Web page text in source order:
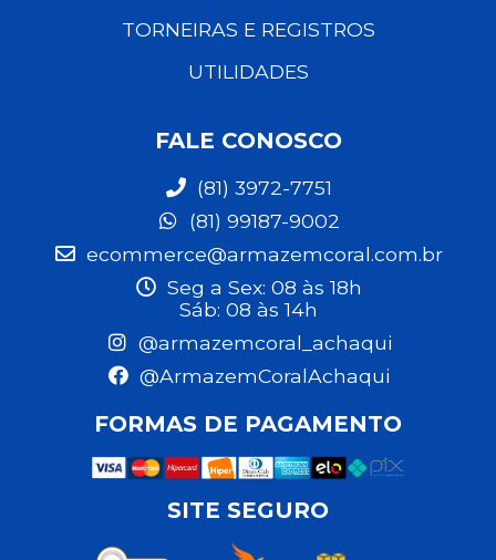
TORNEIRAS E REGISTROS
UTILIDADES
FALE CONOSCO
(81) 3972-7751
(81) 99187-9002
ecommerce@armazemcoral.com.br
Seg a Sex: 08 às 18h
Sáb: 08 às 14h
@armazemcoral_achaqui
@ArmazemCoralAchaqui
FORMAS DE PAGAMENTO
SITE SEGURO